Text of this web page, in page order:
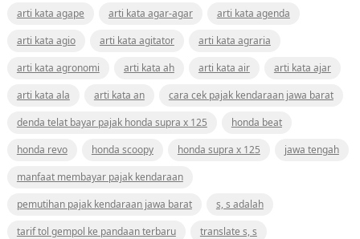
arti kata agape
arti kata agar-agar
arti kata agenda
arti kata agio
arti kata agitator
arti kata agraria
arti kata agronomi
arti kata ah arti kata air
arti kata ajar
arti kata ala
arti kata an
cara cek pajak kendaraan jawa barat
denda telat bayar pajak honda supra x 125
honda beat
honda revo
honda scoopy honda supra x 125
jawa tengah
manfaat membayar pajak kendaraan
pemutihan pajak kendaraan jawa barat
s, s adalah
tarif tol gempol ke pandaan terbaru
translate s, s